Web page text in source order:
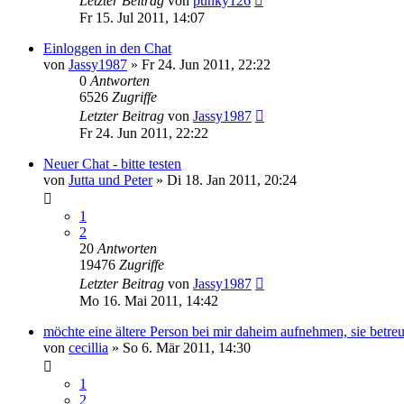
Fr 15. Jul 2011, 14:07
Einloggen in den Chat
von Jassy1987 » Fr 24. Jun 2011, 22:22
0 Antworten
6526 Zugriffe
Letzter Beitrag von Jassy1987
Fr 24. Jun 2011, 22:22
Neuer Chat - bitte testen
von Jutta und Peter» Di 18. Jan 2011, 20:24
1
2
20 Antworten
19476 Zugriffe
Letzter Beitrag von Jassy1987
Mo 16. Mai 2011, 14:42
möchte eine ältere Person bei mir daheim aufnehmen, sie
von cecillia » So 6. Mär 2011, 14:30
1
2